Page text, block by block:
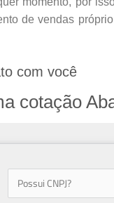
de vendas
com você
cotação
user